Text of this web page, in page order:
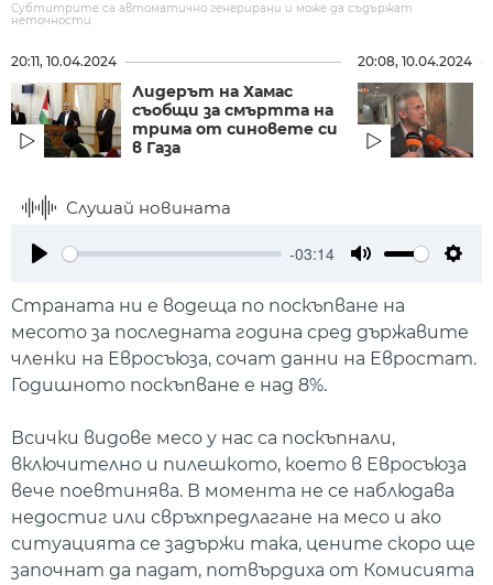
Субтитрите са автоматично генерирани и може да съдържат
неточности.
20:11, 10.04.2024
Лидерът на Хамас
съобщи за смъртта на
трима от синовете си
в Газа
20:08, 10.04.2024
Слушай новината
-03:14
Страната ни е водеща по поскъпване на
месото за последната година сред държавите
членки на Евросъюза, сочат данни на Евростат.
Годишното поскъпване е над 8%.
Всички видове месо у нас са поскъпнали,
включително и пилешкото, което в Евросъюза
вече поевтинява. В момента не се наблюдава
недостиг или свръхпредлагане на месо и ако
ситуацията се задържи така, цените скоро ще
започнат да падат, потвърдиха от Комисията